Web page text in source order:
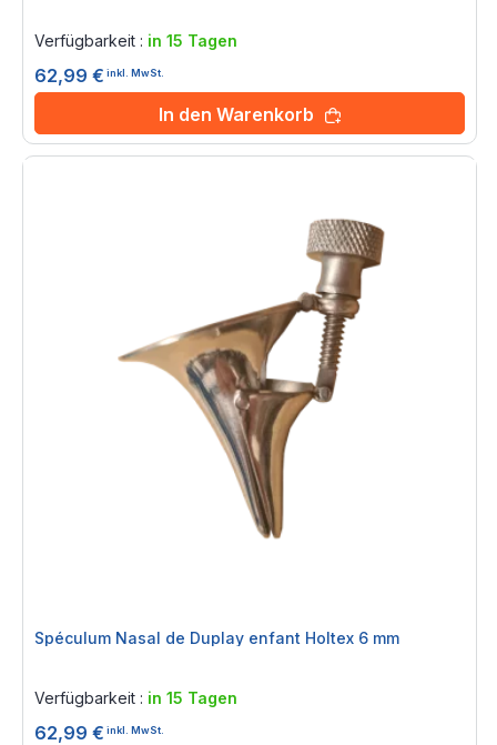
Verfügbarkeit : in 15 Tagen
62,99 € inkl. MwSt.
In den Warenkorb
Spéculum Nasal de Duplay enfant Holtex 6 mm
Verfügbarkeit : in 15 Tagen
62,99 € inkl. MwSt.